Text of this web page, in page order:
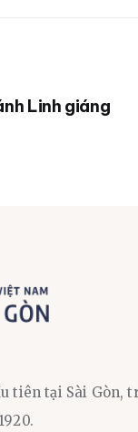
Linh giáng
tiên tại Sài Gòn,